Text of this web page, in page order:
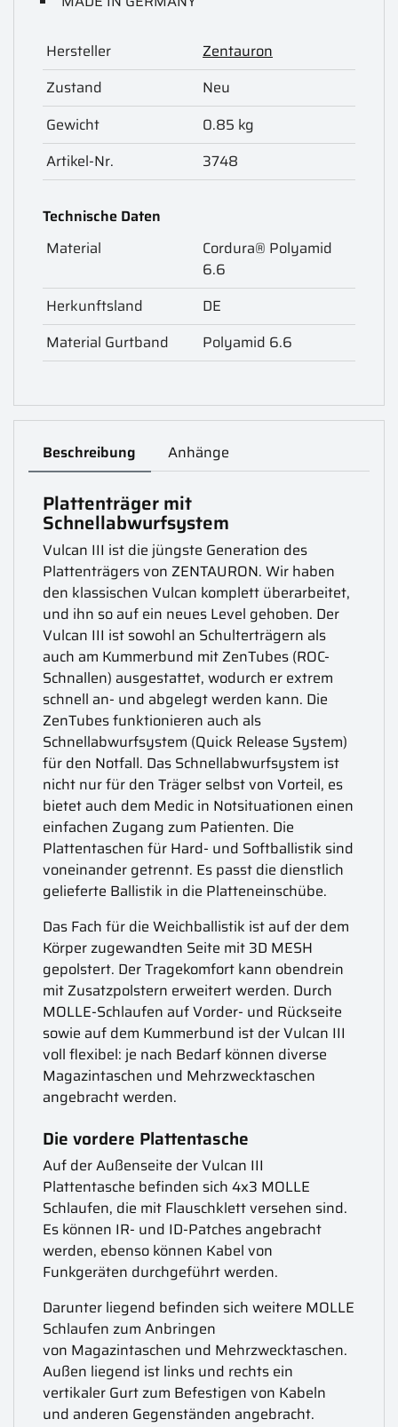
Hersteller
Zentauron
Zustand
Neu
Gewicht
0.85 kg
Artikel-Nr.
3748
Technische Daten
Material
Cordura® Polyamid
6.6
Herkunftsland
DE
Material Gurtband
Polyamid 6.6
Beschreibung Anhänge
Plattenträger mit
Schnellabwurfsystem
Vulcan III ist die jüngste Generation des
Plattenträgers von ZENTAURON. Wir haben
den klassischen Vulcan komplett überarbeitet,
und ihn so auf ein neues Level gehoben. Der
Vulcan III ist sowohl an Schulterträgern als
auch am Kummerbund mit ZenTubes (ROC-
Schnallen) ausgestattet, wodurch er extrem
schnell an- und abgelegt werden kann. Die
ZenTubes funktionieren auch als
Schnellabwurfsystem (Quick Release System)
für den Notfall. Das Schnellabwurfsystem ist
nicht nur für den Träger selbst von Vorteil, es
bietet auch dem Medic in Notsituationen einen
einfachen Zugang zum Patienten. Die
Plattentaschen für Hard- und Softballistik sind
voneinander getrennt. Es passt die dienstlich
gelieferte Ballistik in die Platteneinschübe.
Das Fach für die Weichballistik ist auf der dem
Körper zugewandten Seite mit 3D MESH
gepolstert. Der Tragekomfort kann obendrein
mit Zusatzpolstern erweitert werden. Durch
MOLLE-Schlaufen auf Vorder- und Rückseite
sowie auf dem Kummerbund ist der Vulcan III
voll flexibel: je nach Bedarf können diverse
Magazintaschen und Mehrzwecktaschen
angebracht werden.
Die vordere Plattentasche
Auf der Außenseite der Vulcan III
Plattentasche befinden sich 4x3 MOLLE
Schlaufen, die mit Flauschklett versehen sind.
Es können IR- und ID-Patches angebracht
werden, ebenso können Kabel von
Funkgeräten durchgeführt werden.
Darunter liegend befinden sich weitere MOLLE
Schlaufen zum Anbringen
von Magazintaschen und Mehrzwecktaschen.
Außen liegend ist links und rechts ein
vertikaler Gurt zum Befestigen von Kabeln
und anderen Gegenständen angebracht.